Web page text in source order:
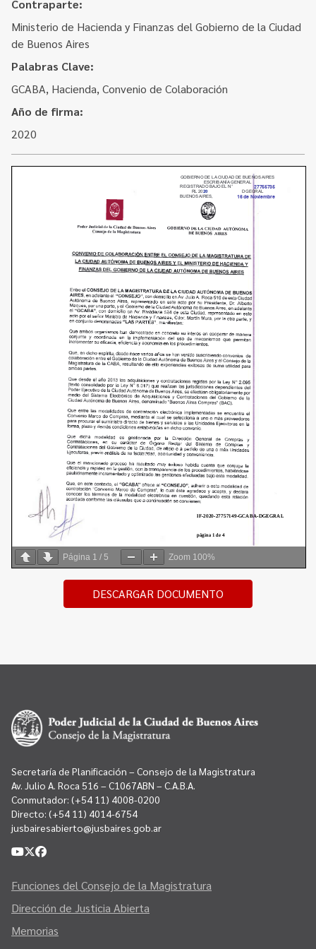
Convenios
Acceso a la información Pública
Pedido de Acceso a la Información online
Plan de Gobierno Abierto en la Justicia
Recursos y Acceso a la Justicia
Repositorio de Datos Abiertos
Programa Educación en Derechos Humanos
Cuento con Derechos
Transparencia
Contacto
Contraparte:
Ministerio de Hacienda y Finanzas del Gobierno de la Ciudad
de Buenos Aires
Palabras Clave:
GCABA, Hacienda, Convenio de Colaboración
Año de firma:
2020
Página 1 / 5 Zoom 100%
DESCARGAR DOCUMENTO
Secretaría de Planificación – Consejo de la Magistratura
Av. Julio A. Roca 516 – C1067ABN – C.A.B.A.
Conmutador: (+54 11) 4008-0200
Directo: (+54 11) 4014-6754
jusbairesabierto@jusbaires.gob.ar
Funciones del Consejo de la Magistratura
Dirección de Justicia Abierta
Memorias